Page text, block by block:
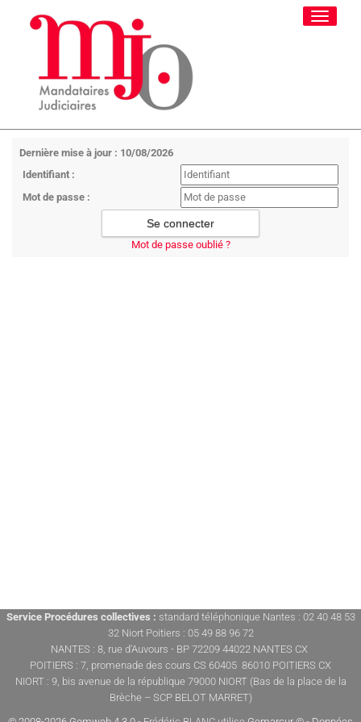
Toggle
Dernière mise à jour : 10/08/2026
Identifiant :
Mot de passe :
Mot de passe oublié ?
Service Procédures collectives : standard téléphonique Nantes : 02 40 48 53
32 Niort Poitiers : 05 49 88 96 72
NANTES : 8, rue d'Auvours - BP 72209 44022 NANTES CX
POITIERS : 7, promenade des cours CS 60405 86010 POITIERS CX
NIORT : 9, bis avenue de la république 79000 NIORT (Bas de la place de la
Brèche – SCP BELOT MARRET)